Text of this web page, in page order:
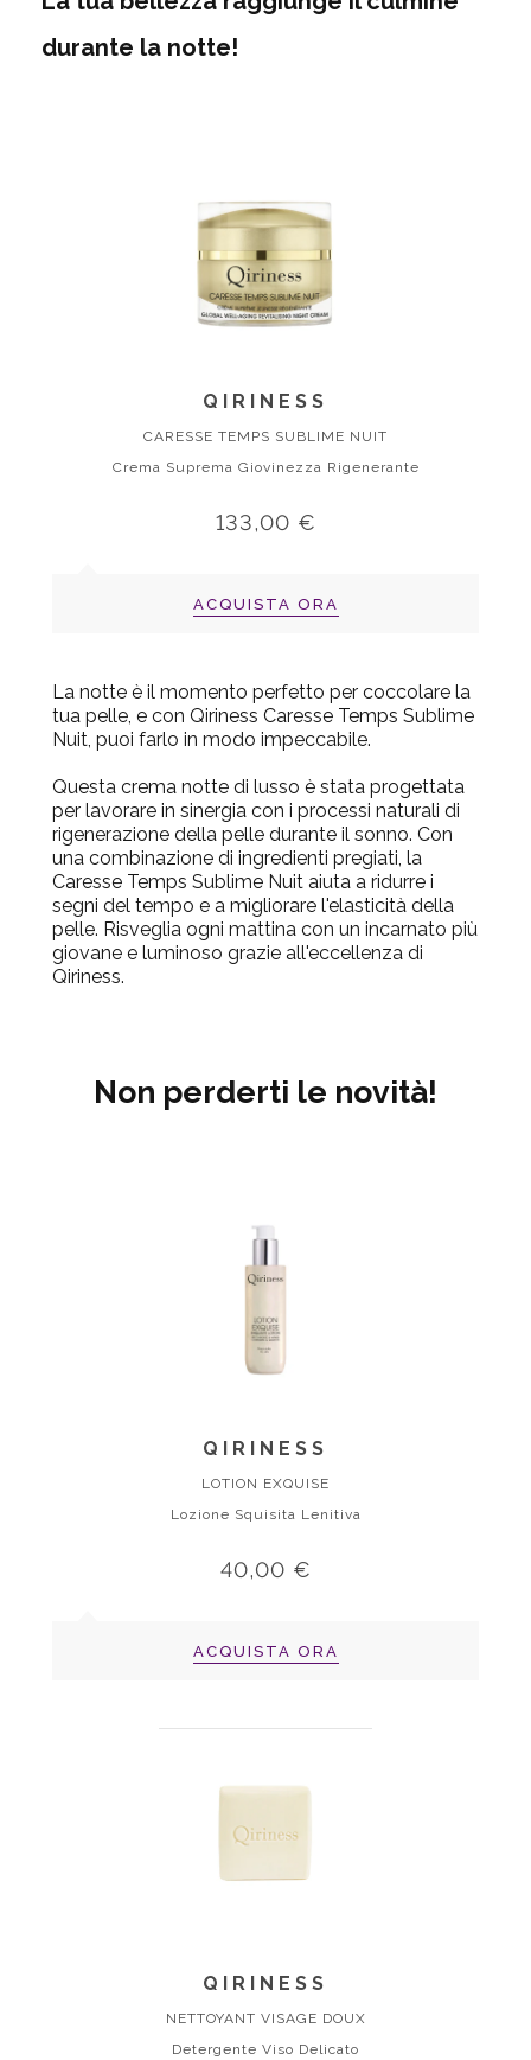
durante la notte!
QIRINESS
CARESSE TEMPS SUBLIME NUIT
Crema Suprema Giovinezza Rigenerante
133,00 €
ACQUISTA ORA
La notte è il momento perfetto per coccolare la
tua pelle, e con Qiriness Caresse Temps Sublime
Nuit, puoi farlo in modo impeccabile.
Questa crema notte di lusso è stata progettata
per lavorare in sinergia con i processi naturali di
rigenerazione della pelle durante il sonno. Con
una combinazione di ingredienti pregiati, la
Caresse Temps Sublime Nuit aiuta a ridurre i
segni del tempo e a migliorare l'elasticità della
pelle. Risveglia ogni mattina con un incarnato più
giovane e luminoso grazie all'eccellenza di
Qiriness.
Non perderti le novità!
QIRINESS
LOTION EXQUISE
Lozione Squisita Lenitiva
40,00 €
ACQUISTA ORA
QIRINESS
NETTOYANT VISAGE DOUX
Detergente Viso Delicato